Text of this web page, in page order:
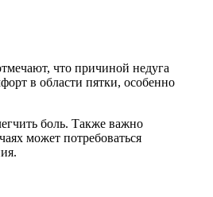
что причиной недуга
в области пятки, особенно
боль. Также важно
может потребоваться